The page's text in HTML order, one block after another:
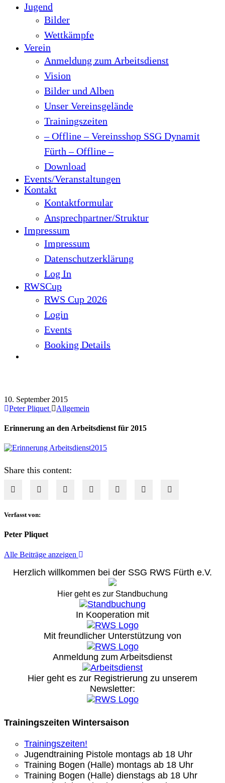
Jugend
Bilder
Wettkämpfe
Verein
Anmeldung zum Arbeitsdienst
Vision
Bilder und Alben
Unser Vereinsgelände
Trainingszeiten
– Offline – Vereinsshop SSG Dynamit
Fürth – Offline –
Download
Events/Veranstaltungen
Kontakt
Kontaktformular
Ansprechpartner/Struktur
Impressum
Impressum
Datenschutzerklärung
Log In
RWSCup
RWS Cup 2026
Login
Events
Booking Details
10. September 2015
Peter Pliquet
Allgemein
Erinnerung an den Arbeitsdienst für 2015
Share this content:
Verfasst von:
Peter Pliquet
Alle Beiträge anzeigen
Herzlich willkommen bei der SSG RWS Fürth e.V.
Hier geht es zur Standbuchung
In Kooperation mit
Mit freundlicher Unterstützung von
Anmeldung zum Arbeitsdienst
Hier geht es zur Registrierung zu unserem
Newsletter:
Trainingszeiten Wintersaison
Trainingszeiten!
Jugendtraining Pistole montags ab 18 Uhr
Training Bogen (Halle) montags ab 18 Uhr
Training Bogen (Halle) dienstags ab 18 Uhr